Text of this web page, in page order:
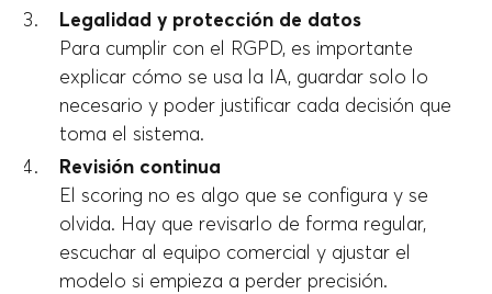
Legalidad y protección de datos
Para cumplir con el RGPD, es importante
explicar cómo se usa la IA, guardar solo lo
necesario y poder justificar cada decisión que
toma el sistema.
Revisión continua
El scoring no es algo que se configura y se
olvida. Hay que revisarlo de forma regular,
escuchar al equipo comercial y ajustar el
modelo si empieza a perder precisión.